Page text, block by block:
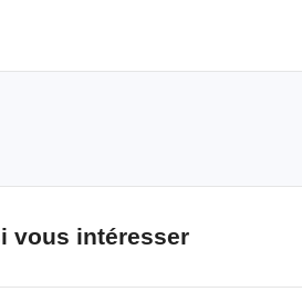
vous intéresser